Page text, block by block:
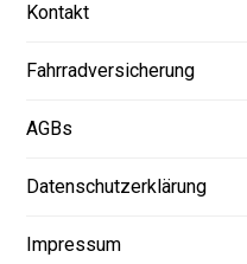
Kontakt
Fahrradversicherung
AGBs
Datenschutzerklärung
Impressum